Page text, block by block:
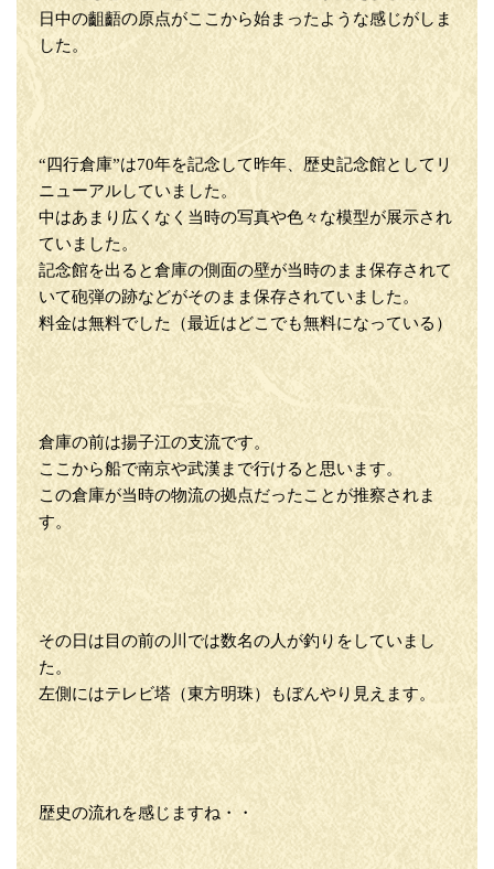
日中の齟齬の原点がここから始まったような感じがしま
した。
“四行倉庫”は70年を記念して昨年、歴史記念館としてリ
ニューアルしていました。
中はあまり広くなく当時の写真や色々な模型が展示され
ていました。
記念館を出ると倉庫の側面の壁が当時のまま保存されて
いて砲弾の跡などがそのまま保存されていました。
料金は無料でした（最近はどこでも無料になっている）
倉庫の前は揚子江の支流です。
ここから船で南京や武漢まで行けると思います。
この倉庫が当時の物流の拠点だったことが推察されま
す。
その日は目の前の川では数名の人が釣りをしていまし
た。
左側にはテレビ塔（東方明珠）もぼんやり見えます。
歴史の流れを感じますね・・